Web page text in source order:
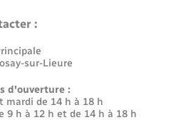
:
sur-Lieure
d'ouverture :
mardi de 14 h à 18 h
9 h à 12 h et de 14 h à 18 h